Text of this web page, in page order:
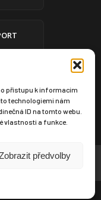
přístupu k informacím
technologiemi nám
ID na tomto webu.
vlastnosti a funkce.
předvolby